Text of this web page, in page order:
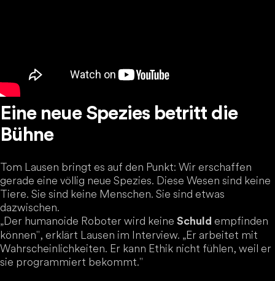
Eine neue Spezies betritt die
Bühne
Tom Lausen bringt es auf den Punkt: Wir erschaffen
gerade eine völlig neue Spezies. Diese Wesen sind keine
Tiere. Sie sind keine Menschen. Sie sind etwas
dazwischen.
„Der humanoide Roboter wird keine Schuld empfinden
können", erklärt Lausen im Interview. „Er arbeitet mit
Wahrscheinlichkeiten. Er kann Ethik nicht fühlen, weil er
sie programmiert bekommt."